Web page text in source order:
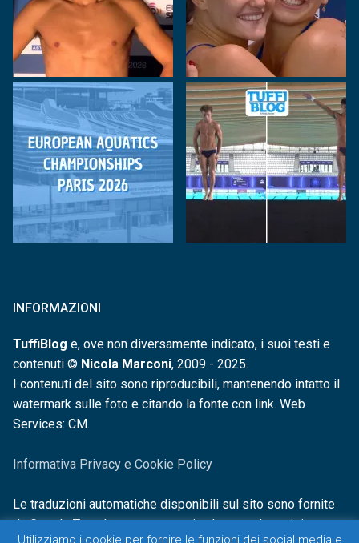
INFORMAZIONI
TuffiBlog e, ove non diversamente indicato, i suoi testi e
contenuti © Nicola Marconi, 2009 - 2025.
I contenuti del sito sono riproducibili, mantenendo intatto il
watermark sulle foto e citando la fonte con link. Web
Services: CM.
Informativa Privacy e Cookie Policy
Le traduzioni automatiche disponibili sul sito sono fornite
da Google Translate e non sono in alcun modo revisionate o
Utilizziamo i cookie per fornire le funzioni dei social media e